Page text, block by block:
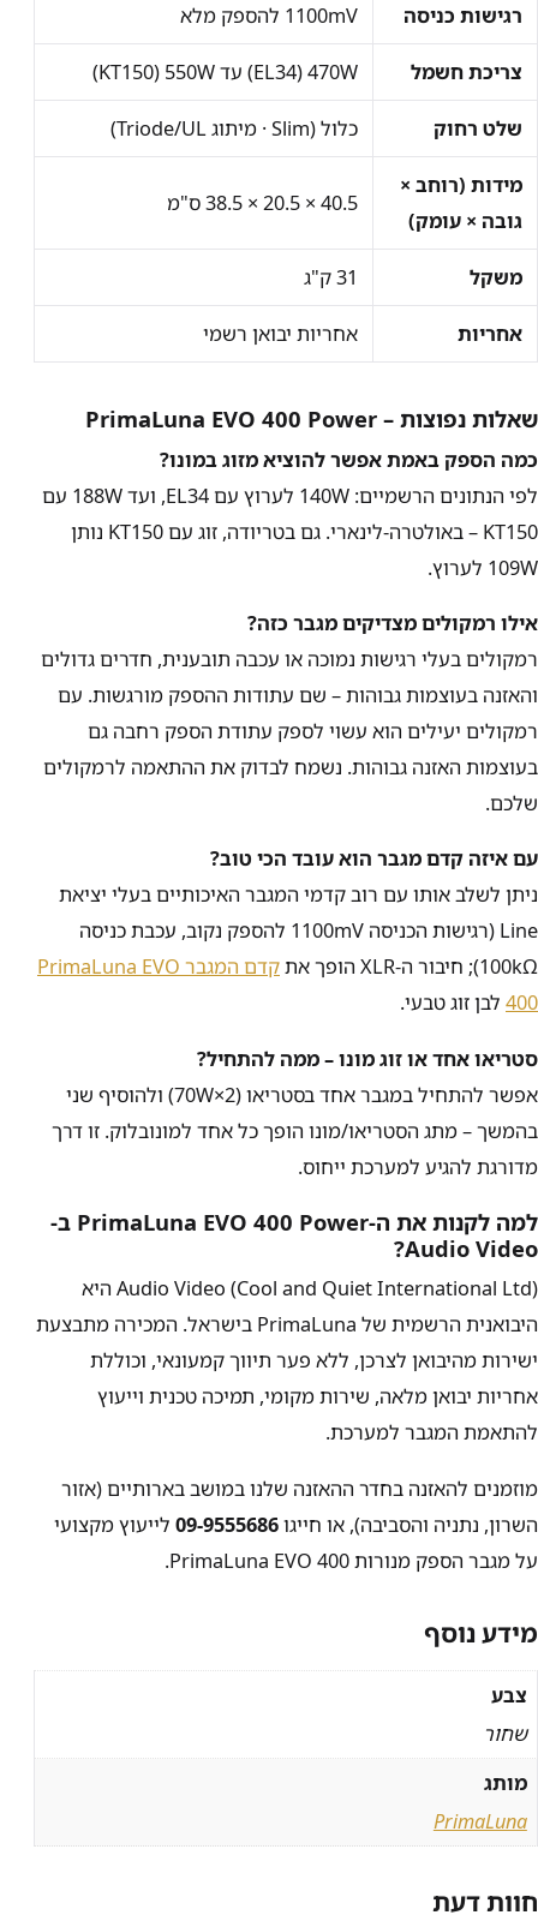
רגישות כניסה 1100mV להספק מלא
צריכת חשמל 470W(EL34) עד 550W
(KT150)
שלט רחוק כלול (Slim · מיתוג Triode/UL)
מידות (רוחב ×
גובה × עומק)
38.5 × 20.5 × 40.5ס"מ
משקל 31 ק"ג
אחריות אחריות יבואן רשמי
שאלות נפוצות – PrimaLuna EVO 400 Power
כמה הספק באמת אפשר להוציא מזוג במונו?
לפי הנתונים הרשמיים: 140W לערוץ עם EL34, ועד 188W עם
KT150 – באולטרה-לינארי. גם בטריודה, זוג עם KT150 נותן
109W לערוץ.
אילו רמקולים מצדיקים מגבר כזה?
רמקולים בעלי רגישות נמוכה או עכבה תובענית, חדרים גדולים
והאזנה בעוצמות גבוהות – שם עתודות ההספק מורגשות. עם
רמקולים יעילים הוא עשוי לספק עתודת הספק רחבה גם
בעוצמות האזנה גבוהות. נשמח לבדוק את ההתאמה לרמקולים
שלכם.
עם איזה קדם מגבר הוא עובד הכי טוב?
ניתן לשלב אותו עם רוב קדמי המגבר האיכותיים בעלי יציאת
Line (רגישות הכניסה
1100mV להספק נקוב, עכבת כניסה
100kΩ); חיבור ה-XLR הופך את
קדם המגבר PrimaLuna EVO
400 לבן זוג טבעי.
סטריאו אחד או זוג מונו – ממה להתחיל?
אפשר להתחיל במגבר אחד בסטריאו (70W×2) ולהוסיף שני
בהמשך – מתג הסטריאו/מונו הופך כל אחד למונובלוק. זו דרך
מדורגת להגיע למערכת ייחוס.
למה לקנות את ה-PrimaLuna EVO 400 Power ב-
Audio Video?
Audio Video (Cool and Quiet International Ltd) היא
היבואנית הרשמית של PrimaLuna בישראל. המכירה מתבצעת
ישירות מהיבואן לצרכן, ללא פער תיווך קמעונאי, וכוללת
אחריות יבואן מלאה, שירות מקומי, תמיכה טכנית וייעוץ
להתאמת המגבר למערכת.
מוזמנים להאזנה בחדר ההאזנה שלנו במושב בארותיים (אזור
השרון, נתניה והסביבה), או חייגו09-9555686 לייעוץ מקצועי
על מגבר הספק מנורות PrimaLuna EVO 400.
מידע נוסף
צבע
שחור
מותג
PrimaLuna
חוות דעת